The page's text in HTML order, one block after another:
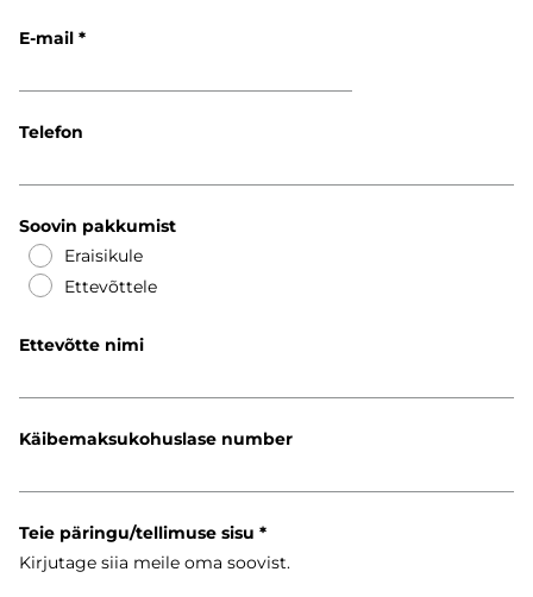
E-mail
Telefon
Soovin pakkumist
Eraisikule
Ettevõttele
Ettevõtte nimi
Käibemaksukohuslase number
Teie päringu/tellimuse sisu